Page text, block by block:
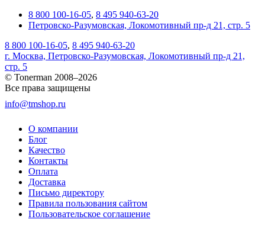
8 800 100-16-05, 8 495 940-63-20
Петровско-Разумовская, Локомотивный пр-д 21, стр. 5
8 800 100-16-05, 8 495 940-63-20
г. Москва, Петровско-Разумовская, Локомотивный пр-д 21,
стр. 5
© Tonerman 2008–2026
Все права защищены
info@tmshop.ru
О компании
Блог
Качество
Контакты
Оплата
Доставка
Письмо директору
Правила пользования сайтом
Пользовательское соглашение